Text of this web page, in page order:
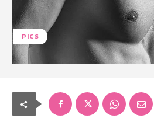
PICS